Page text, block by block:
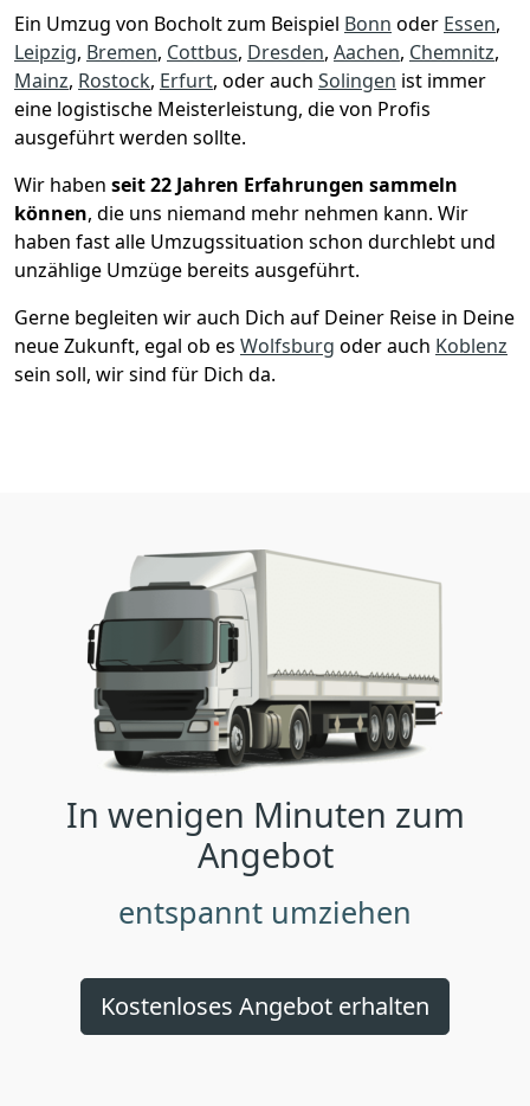
Ein Umzug von Bocholt zum Beispiel Bonn oder Essen,
Leipzig, Bremen, Cottbus, Dresden, Aachen, Chemnitz,
Mainz, Rostock, Erfurt, oder auch Solingen ist immer
eine logistische Meisterleistung, die von Profis
ausgeführt werden sollte.
Wir haben seit22 Jahren Erfahrungen sammeln
können, die uns niemand mehr nehmen kann. Wir
haben fast alle Umzugssituation schon durchlebt und
unzählige Umzüge bereits ausgeführt.
Gerne begleiten wir auch Dich auf Deiner Reise in Deine
neue Zukunft, egal ob es Wolfsburg oder auch Koblenz
sein soll, wir sind für Dich da.
In wenigen Minuten zum
Angebot
entspannt umziehen
Kostenloses Angebot erhalten